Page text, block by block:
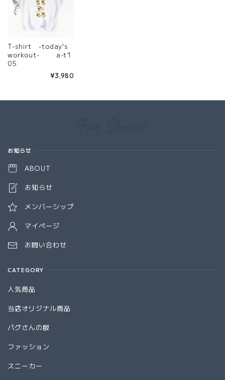
T-shirt -today's
workout- a-t1
05
¥3,980
お知らせ
ABOUT
お知らせ
メンバーシップ
マイページ
お問い合わせ
CATEGORY
人気商品
当店オリジナル商品
パグさんの服
ファッション
スニーカー